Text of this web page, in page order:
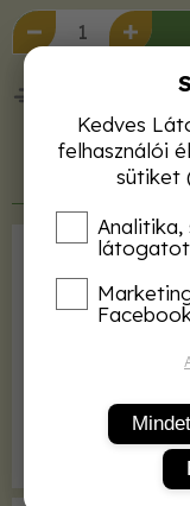
50 000 Ft
Kiadás éve
Kedves
felhasználói
sütiket